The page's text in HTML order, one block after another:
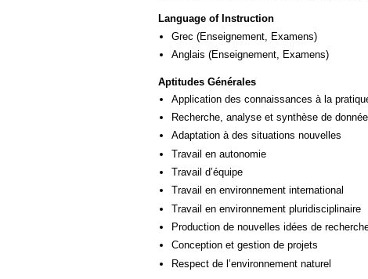
Language of Instruction
Grec (Enseignement, Examens)
Anglais (Enseignement, Examens)
Aptitudes Générales
Application des connaissances à la
Recherche, analyse et synthèse de
Adaptation à des situations nouvelles
Travail en autonomie
Travail d’équipe
Travail en environnement international
Travail en environnement pluridisciplinaire
Production de nouvelles idées de
Conception et gestion de projets
Respect de l’environnement naturel